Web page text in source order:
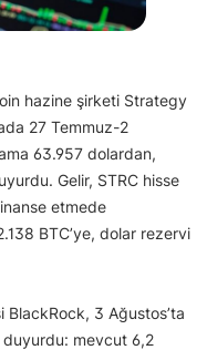
hazine şirketi Strategy
27 Temmuz-2
63.957 dolardan,
Gelir, STRC hisse
etmede
BTC’ye, dolar rezervi
BlackRock, 3 Ağustos’ta
duyurdu: mevcut 6,2